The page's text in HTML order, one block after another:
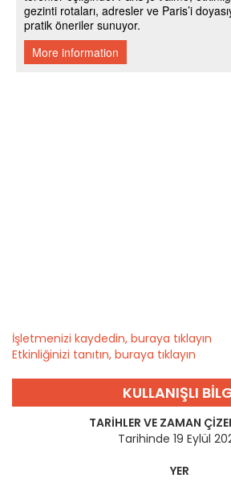
İşletmenizi kaydedin, buraya tıklayın
Etkinliğinizi tanıtın, buraya tıklayın
KULLANIŞLI
TARIHLER VE ZAMAN
Tarihinde 19 Eylül
YER